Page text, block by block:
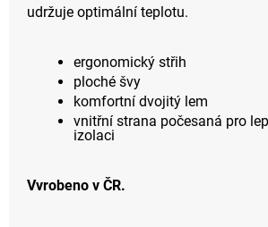
udržuje optimální teplotu.
ergonomický střih
ploché švy
komfortní dvojitý lem
vnitřní strana počesaná pro
izolaci
Vvrobeno v ČR.